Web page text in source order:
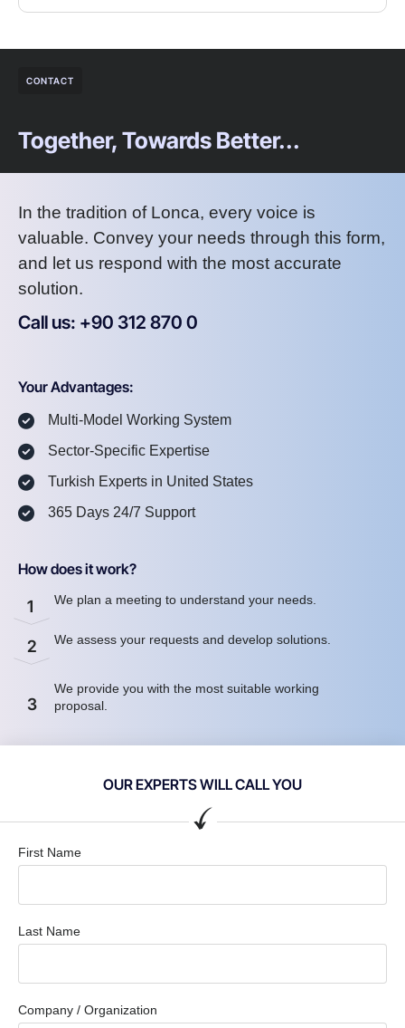
CONTACT
Together, Towards Better...
In the tradition of Lonca, every voice is
valuable. Convey your needs through this form,
and let us respond with the most accurate
solution.
Call us: +90 312 870 0
Your Advantages:
Multi-Model Working System
Sector-Specific Expertise
Turkish Experts in United States
365 Days 24/7 Support
How does it work?
1 We plan a meeting to understand your needs.
2 We assess your requests and develop solutions.
3
We provide you with the most suitable working
proposal.
OUR EXPERTS WILL CALL YOU
First Name
Last Name
Company / Organization